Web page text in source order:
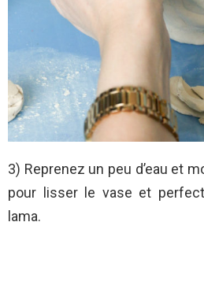
3) Reprenez un peu d’eau et
pour lisser le vase et
lama.